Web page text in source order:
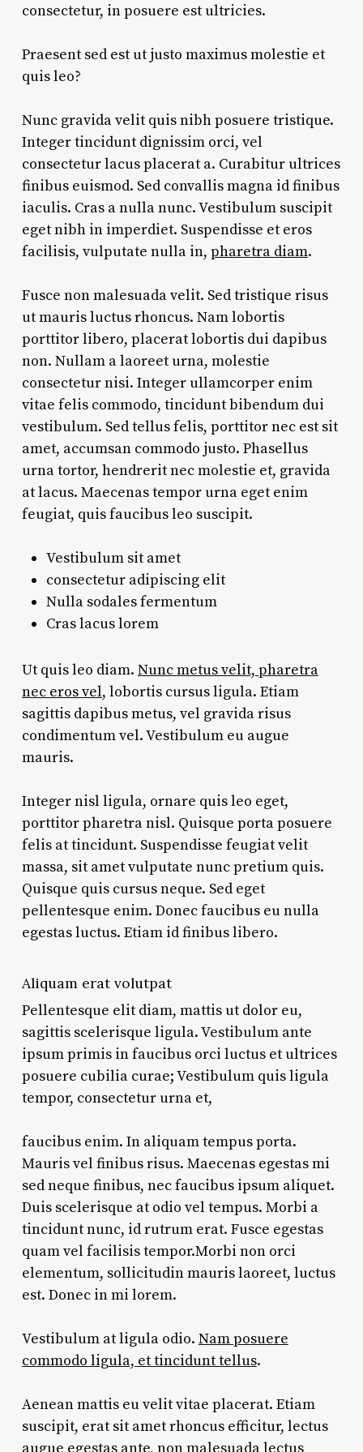
consectetur, in posuere est ultricies.
Praesent sed est ut justo maximus molestie et
quis leo?
Nunc gravida velit quis nibh posuere tristique.
Integer tincidunt dignissim orci, vel
consectetur lacus placerat a. Curabitur ultrices
finibus euismod. Sed convallis magna id finibus
iaculis. Cras a nulla nunc. Vestibulum suscipit
eget nibh in imperdiet. Suspendisse et eros
facilisis, vulputate nulla in, pharetra diam.
Fusce non malesuada velit. Sed tristique risus
ut mauris luctus rhoncus. Nam lobortis
porttitor libero, placerat lobortis dui dapibus
non. Nullam a laoreet urna, molestie
consectetur nisi. Integer ullamcorper enim
vitae felis commodo, tincidunt bibendum dui
vestibulum. Sed tellus felis, porttitor nec est sit
amet, accumsan commodo justo. Phasellus
urna tortor, hendrerit nec molestie et, gravida
at lacus. Maecenas tempor urna eget enim
feugiat, quis faucibus leo suscipit.
Vestibulum sit amet
consectetur adipiscing elit
Nulla sodales fermentum
Cras lacus lorem
Ut quis leo diam. Nunc metus velit, pharetra
nec eros vel, lobortis cursus ligula. Etiam
sagittis dapibus metus, vel gravida risus
condimentum vel. Vestibulum eu augue
mauris.
Integer nisl ligula, ornare quis leo eget,
porttitor pharetra nisl. Quisque porta posuere
felis at tincidunt. Suspendisse feugiat velit
massa, sit amet vulputate nunc pretium quis.
Quisque quis cursus neque. Sed eget
pellentesque enim. Donec faucibus eu nulla
egestas luctus. Etiam id finibus libero.
Aliquam erat volutpat
Pellentesque elit diam, mattis ut dolor eu,
sagittis scelerisque ligula. Vestibulum ante
ipsum primis in faucibus orci luctus et ultrices
posuere cubilia curae; Vestibulum quis ligula
tempor, consectetur urna et,
faucibus enim. In aliquam tempus porta.
Mauris vel finibus risus. Maecenas egestas mi
sed neque finibus, nec faucibus ipsum aliquet.
Duis scelerisque at odio vel tempus. Morbi a
tincidunt nunc, id rutrum erat. Fusce egestas
quam vel facilisis tempor.Morbi non orci
elementum, sollicitudin mauris laoreet, luctus
est. Donec in mi lorem.
Vestibulum at ligula odio. Nam posuere
commodo ligula, et tincidunt tellus.
Aenean mattis eu velit vitae placerat. Etiam
suscipit, erat sit amet rhoncus efficitur, lectus
augue egestas ante, non malesuada lectus